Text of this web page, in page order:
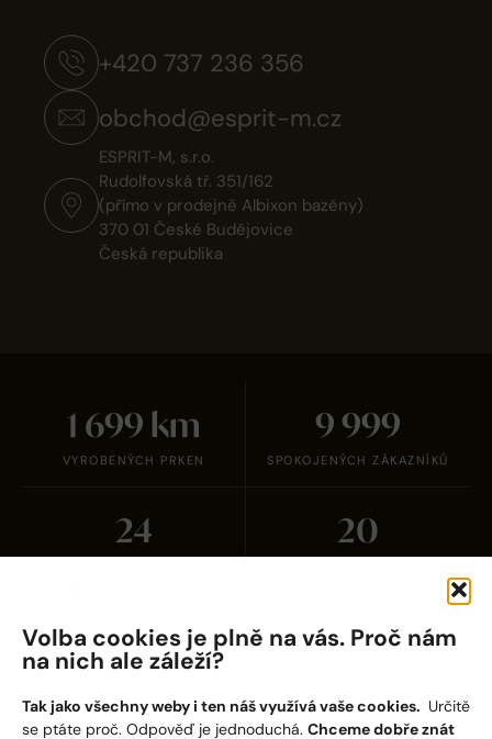
Volba cookies je plně na vás. Proč nám
na nich ale záleží?
Tak jako všechny weby i ten náš využívá vaše cookies. Určitě
se ptáte proč. Odpověď je jednoduchá. Chceme dobře znát
+420 737 236 356
obchod@esprit-m.cz
ESPRIT-M, s.r.o.
Rudolfovská tř. 351/162
(přímo v prodejně Albixon bazény)
370 01 České Budějovice
Česká republika
1 700 km
VYROBENÝCH PRKEN
10 000
SPOKOJENÝCH ZÁKAZNÍKŮ
25 21